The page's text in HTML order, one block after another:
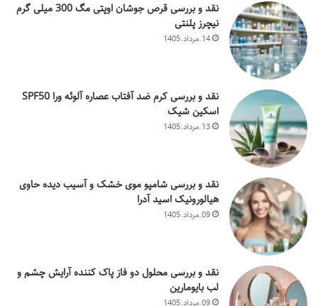
نقد و بررسی قرص جوشان اوپتی مگ 300 میلی گرم
نیچرز پلنتی
14.مرداد.1405
نقد و بررسی کرم ضد آفتاب عصاره آلوئه ورا SPF50
اسکین شیک
13.مرداد.1405
نقد و بررسی شامپو موی خشک و آسیب دیده حاوی
هیالورونیک اسید آدرا
09.مرداد.1405
نقد و بررسی محلول دو فاز پاک کننده آرایش چشم و
لب بایومارین
09.مرداد.1405